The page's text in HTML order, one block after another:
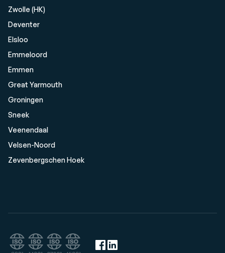
Zwolle (HK)
Deventer
Elsloo
Emmeloord
Emmen
Great Yarmouth
Groningen
Sneek
Veenendaal
Velsen-Noord
Zevenbergschen Hoek